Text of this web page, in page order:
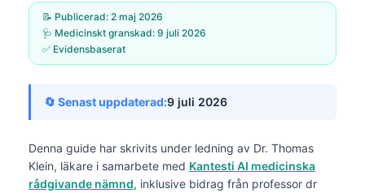
📝 Publicerad: 2 maj 2026
🩺 Medicinskt granskad: 9 juli 2026
✅ Evidensbaserat
🔄 Senast uppdaterad:9 juli 2026
Denna guide har skrivits under ledning av Dr. Thomas
Klein, läkare i samarbete med Kantesti AI medicinska
rådgivande nämnd, inklusive bidrag från professor dr